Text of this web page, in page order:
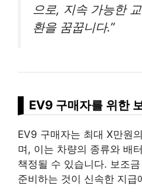
으로, 지속 가능한
환을 꿈꿉니다.”
EV9 구매자를 위한
EV9 구매자는 최대 X만원
며, 이는 차량의 종류와 배
책정될 수 있습니다. 보조
준비하는 것이 신속한 지급